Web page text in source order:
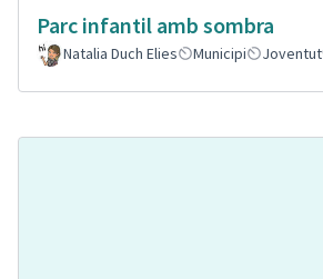
Parc infantil amb sombra
Natalia Duch Elies
Municipi Joventut